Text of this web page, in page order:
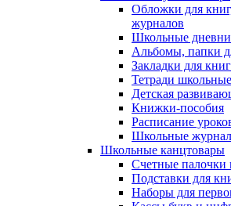
Обложки для
журналов
Школьные
Альбомы, папки
Закладки для книг
Тетради школьные
Детская
Книжки-пособия
Расписание
Школьные
Школьные канцтовары
Счетные палочки
Подставки для
Наборы для